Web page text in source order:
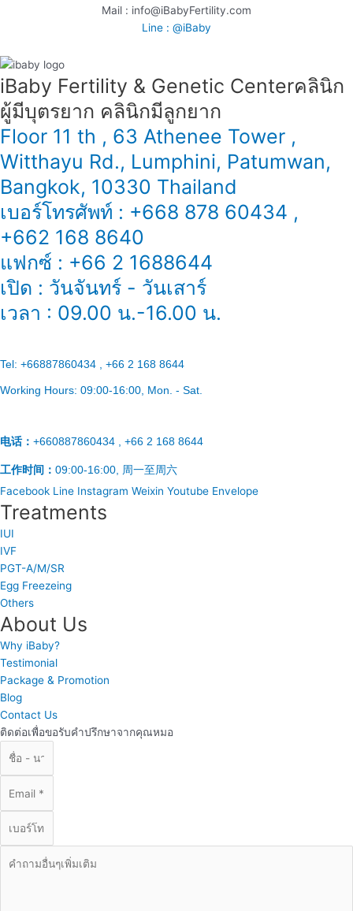
Mail : info@iBabyFertility.com
Line : @iBaby
iBaby Fertility & Genetic Center​ คลินิก
ผู้มีบุตรยาก คลินิกมีลูกยาก
Floor 11 th , 63 Athenee Tower ,
Witthayu Rd., Lumphini, Patumwan,
Bangkok, 10330 Thailand
เบอร์โทรศัพท์ : +668 878 60434 ,
+662 168 8640
แฟกซ์ : +66 2 1688644
เปิด : วันจันทร์ - วันเสาร์
เวลา : 09.00 น.-16.00 น.
Tel: +66887860434 , +66 2 168 8644
Working Hours: 09:00-16:00 , Mon. - Sat.
电话： +660887860434 , +66 2 168 8644
工作时间： 09:00-16:00, 周一至周六
Facebook Line Instagram Weixin Youtube Envelope
Treatments
IUI
IVF
PGT-A/M/SR
Egg Freezeing
Others
About Us
Why iBaby?
Testimonial
Package & Promotion
Blog
Contact Us
ติดต่อเพื่อขอรับคำปรึกษาจากคุณหมอ